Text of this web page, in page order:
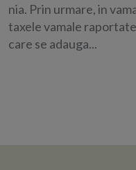
nia. Prin urmare, in
taxele vamale
care se adauga...